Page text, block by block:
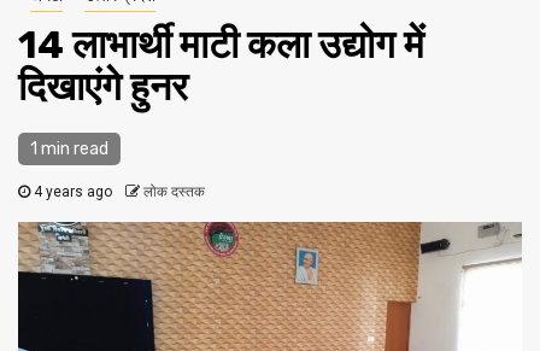
14 लाभार्थी माटी कला उद्योग में
दिखाएंगे हुनर
1 min read
4 years ago लोक दस्तक